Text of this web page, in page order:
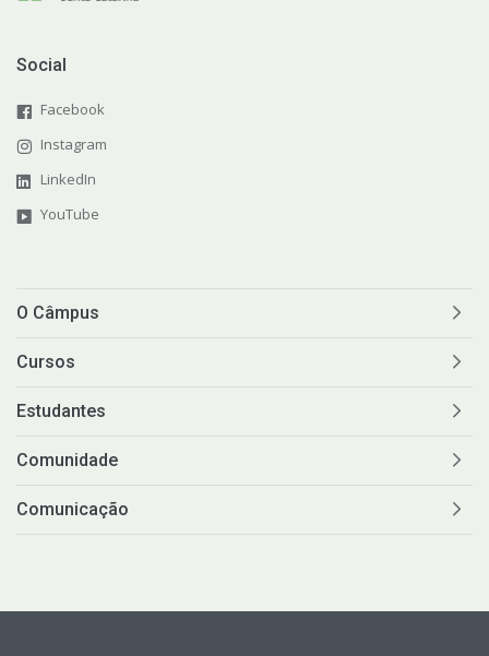
Social
Facebook
Instagram
LinkedIn
YouTube
O Câmpus
Cursos
Estudantes
Comunidade
Comunicação